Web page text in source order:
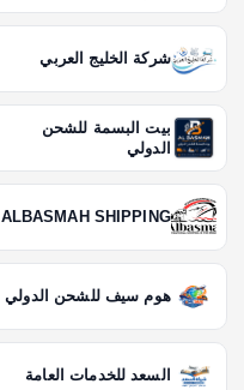
شركة الخليج العربي
بيت البسمة للشحن
الدولي
ALBASMAH SHIPPING
هوم سيف للشحن الدولي
السعد للخدمات العامة